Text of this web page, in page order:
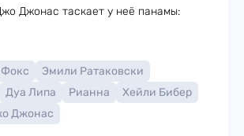
Джонас таскает у неё панамы:
Эмили Ратаковски
Дуа Липа Рианна
Хейли Бибер
Джонас